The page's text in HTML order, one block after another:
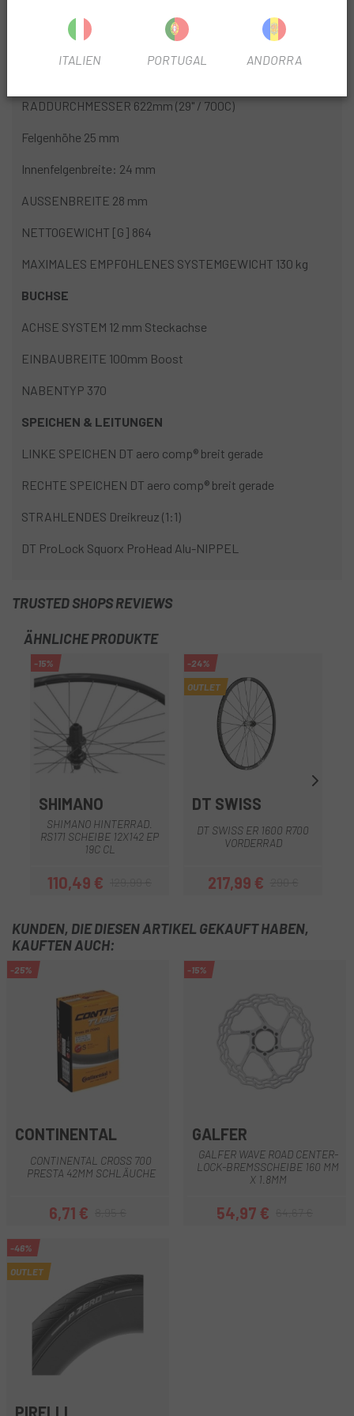
MATERIAL Aluminium
RADDURCHMESSER 622mm (29" / 700C)
Felgenhöhe 25 mm
Innenfelgenbreite: 24 mm
AUSSENBREITE 28 mm
NETTOGEWICHT [G] 864
MAXIMALES EMPFOHLENES SYSTEMGEWICHT 130 kg
BUCHSE
ACHSE SYSTEM 12 mm Steckachse
EINBAUBREITE 100mm Boost
NABENTYP 370
SPEICHEN & LEITUNGEN
LINKE SPEICHEN DT aero comp® breit gerade
RECHTE SPEICHEN DT aero comp® breit gerade
STRAHLENDES Dreikreuz (1:1)
DT ProLock Squorx ProHead Alu-NIPPEL
TRUSTED SHOPS REVIEWS
ÄHNLICHE PRODUKTE
-15%
SHIMANO
SHIMANO HINTERRAD.
RS171 SCHEIBE 12X142 EP
19C CL
Preis
110,49 €Regulärer Preis
-24%
OUTLET
DT SWISS
DT SWISS ER 1600 R700
VORDERRAD
Preis
217,99 €Regulärer Preis
KUNDEN, DIE DIESEN ARTIKEL GEKAUFT HABEN,
KAUFTEN AUCH:
-25%
CONTINENTAL
CONTINENTAL CROSS 700
PRESTA 42MM SCHLÄUCHE
Preis
6,71 €Regulärer Preis
-15%
GALFER
GALFER WAVE ROAD CENTER-
LOCK-BREMSSCHEIBE 160 MM
X 1.8MM
Preis
54,97 €Regulärer Preis
-46%
OUTLET
PIRELLI
ITALIEN PORTUGAL ANDORRA